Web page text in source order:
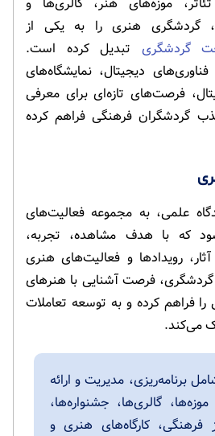
گردشگری هنری را به یکی از
گردشگری تبدیل کرده است.
دیجیتال، نمایشگاه‌های
فرصت‌های تازه‌ای برای معرفی
گردشگران فرهنگی فراهم کرده
علمی، به مجموعه فعالیت‌های
که با هدف مشاهده، تجربه،
رویدادها و فعالیت‌های هنری
فرصت آشنایی با هنرهای
فراهم کرده و به توسعه تعاملات
می‌کند.
برنامه‌ریزی، مدیریت و ارائه
گالری‌ها، جشنواره‌ها،
فرهنگی، کارگاه‌های هنری و